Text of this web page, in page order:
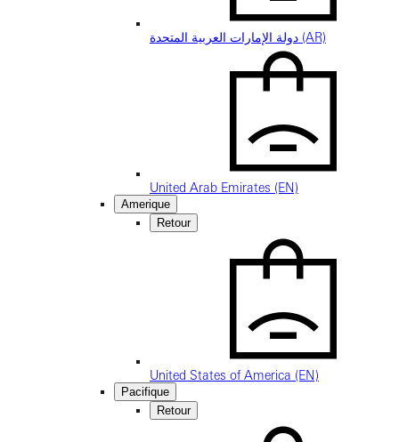
دولة الإمارات العربية المتحدة (AR)
United Arab Emirates (EN)
Amerique
Retour
United States of America (EN)
Pacifique
Retour